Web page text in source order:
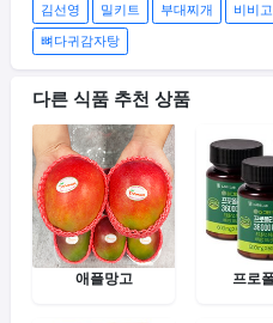
김선영
밀키트 부대찌개 비비
뼈다귀감자탕
다른 식품 추천 상품
애플망고 프로